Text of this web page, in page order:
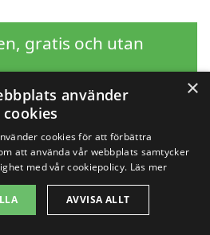
gratis och utan
för
×
använder
cookies
cookies för att förbättra
att använda vår webbplats samtycker
med vår cookiepolicy. Läs mer
AVVISA ALLT